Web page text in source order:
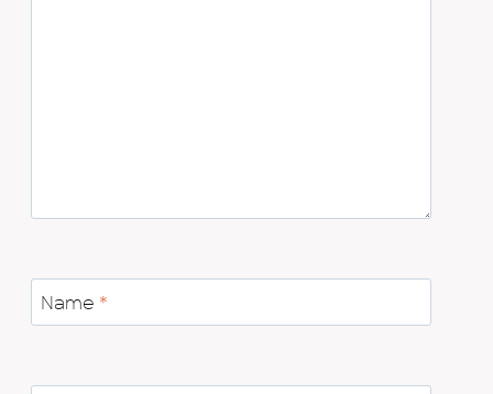
Name *